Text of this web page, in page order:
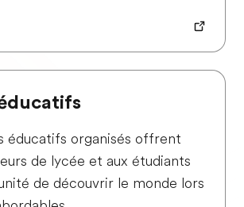
éducatifs organisés offrent
de lycée et aux étudiants
de découvrir le monde lors